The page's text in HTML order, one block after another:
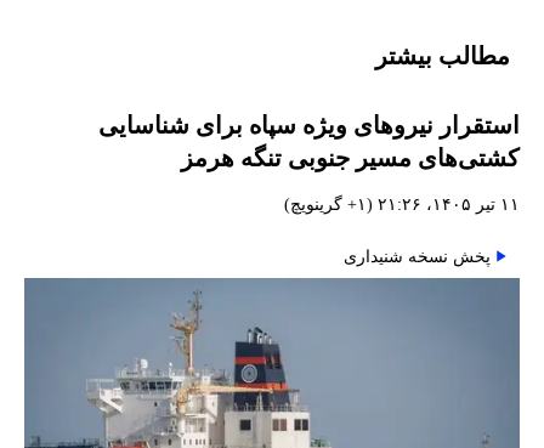
مطالب بیشتر
استقرار نیروهای ویژه سپاه برای شناسایی
کشتی‌های مسیر جنوبی تنگه هرمز
۱۱ تیر ۱۴۰۵، ۲۱:۲۶ (‎+۱ گرینویچ)
پخش نسخه شنیداری